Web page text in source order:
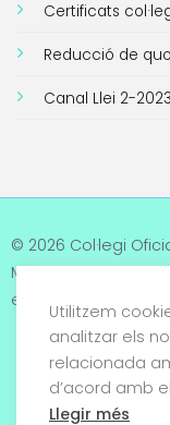
Certificats
Reducció de
Canal Llei 2-2023
© 2026 Col·legi
Metges de
els drets reservats
Utilitzem
analitzar els
relacionada
d’acord amb
Llegir més